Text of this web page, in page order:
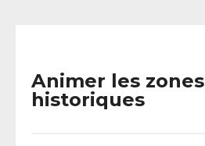
Animer les zones
historiques